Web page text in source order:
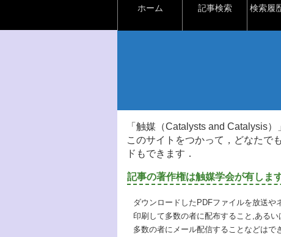
ホーム 記事検索 検索履
「触媒（Catalysts and Catalysis
このサイトをつかって，どなたで
ドもできます．
記事の著作権は触媒学会が有しま
ダウンロードしたPDFファイルを放送
印刷して多数の者に配布すること,あるい
多数の者にメール配信することなどはで